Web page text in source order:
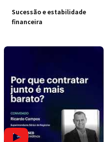
Sucessão e estabilidade
financeira